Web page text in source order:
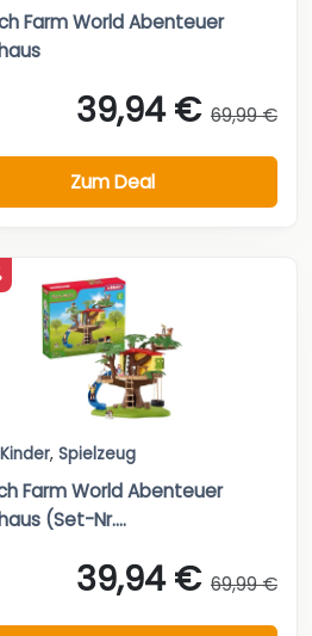
Farm World Abenteuer
39,94 € 69,99 €
Zum Deal
Kinder, Spielzeug
Farm World Abenteuer
(Set-Nr....
39,94 € 69,99 €